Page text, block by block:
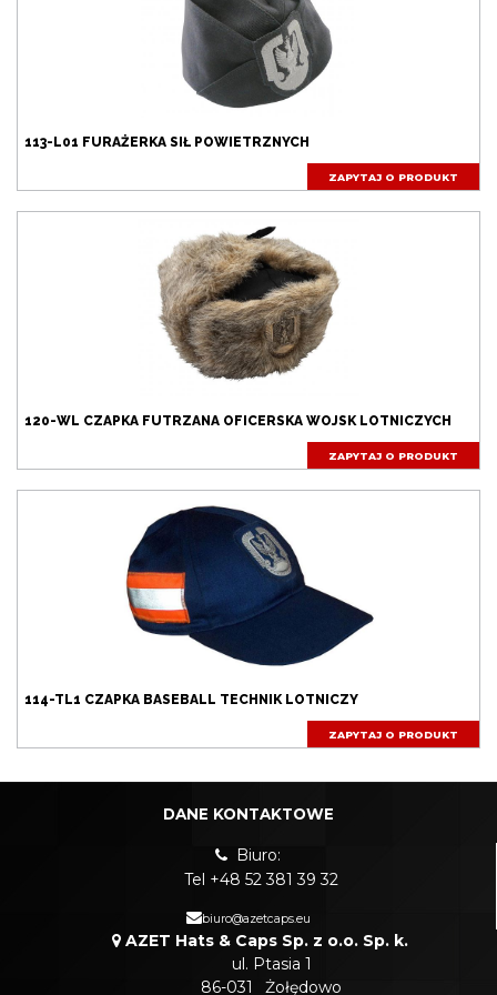
113-L01 FURAŻERKA SIŁ POWIETRZNYCH
ZAPYTAJ O PRODUKT
120-WL CZAPKA FUTRZANA OFICERSKA WOJSK LOTNICZYCH
ZAPYTAJ O PRODUKT
114-TL1 CZAPKA BASEBALL TECHNIK LOTNICZY
ZAPYTAJ O PRODUKT
DANE KONTAKTOWE
Biuro:
Tel +48 52 381 39 32
biuro@azetcaps.eu
AZET Hats & Caps Sp. z o.o. Sp. k.
ul. Ptasia 1
86-031
Żołędowo